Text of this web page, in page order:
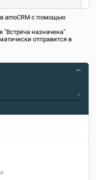
amoСRM с помощью
"Встреча назначена"
отправится в